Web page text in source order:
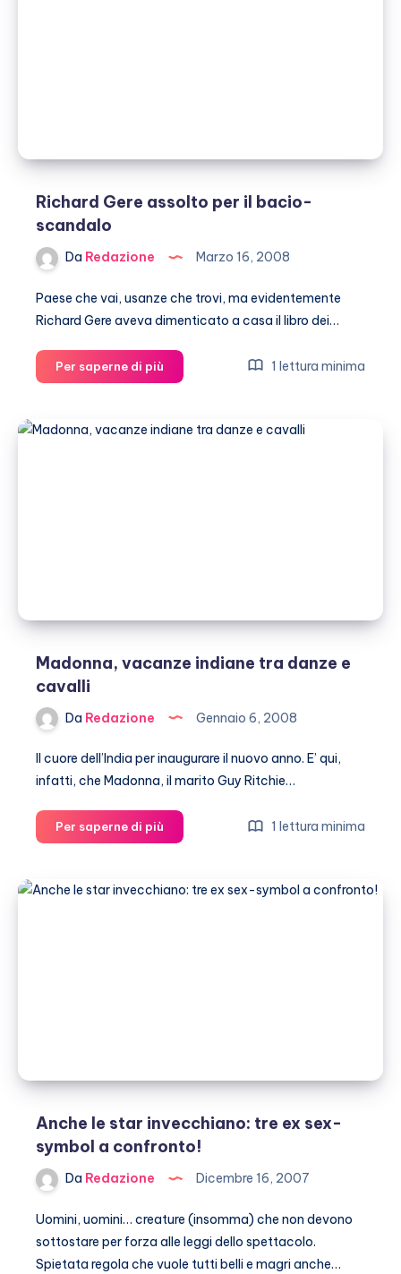
Richard Gere assolto per il bacio-
scandalo
Da Redazione Marzo 16, 2008
Paese che vai, usanze che trovi, ma evidentemente
Richard Gere aveva dimenticato a casa il libro dei…
Per saperne di più
Gere
per
1 lettura minima
Madonna, vacanze indiane tra danze e
cavalli
Da Redazione Gennaio 6, 2008
Il cuore dell’India per inaugurare il nuovo anno. E’ qui,
infatti, che Madonna, il marito Guy Ritchie…
Per saperne di più
vacanze
tra
1 lettura minima
Anche le star invecchiano: tre ex sex-
symbol a confronto!
Da Redazione Dicembre 16, 2007
Uomini, uomini… creature (insomma) che non devono
sottostare per forza alle leggi dello spettacolo.
Spietata regola che vuole tutti belli e magri anche…